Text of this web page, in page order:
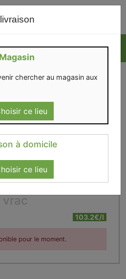
Magasin
chercher au magasin aux
ce lieu
à domicile
ce lieu
vrac
103.2€/l
pour le moment.